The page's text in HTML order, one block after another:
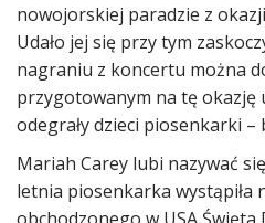
nowojorskiej paradzie z
Udało jej się przy tym
nagraniu z koncertu można
przygotowanym na tę okazję
odegrały dzieci piosenkarki –
Mariah Carey lubi nazywać
letnia piosenkarka wystąpiła